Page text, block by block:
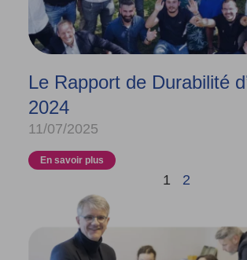
Le Rapport de Durabilité
2024
11/07/2025
En savoir plus
1 2